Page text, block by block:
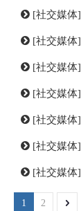
[社交媒体]
[社交媒体]
[社交媒体]
[社交媒体]
[社交媒体]
[社交媒体]
[社交媒体]
1 2